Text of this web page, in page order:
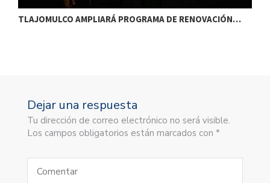
TLAJOMULCO AMPLIARÁ PROGRAMA DE RENOVACIÓN…
Dejar una respuesta
Tu dirección de correo electrónico no será visible.
Los campos obligatorios están marcados con *